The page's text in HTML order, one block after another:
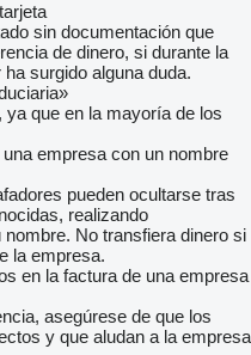
sin documentación que
de dinero, si durante la
surgido alguna duda.
que en la mayoría de los
empresa con un nombre
pueden ocultarse tras
realizando
No transfiera dinero si
la empresa.
en la factura de una empresa
asegúrese de que los
y que aludan a la empresa